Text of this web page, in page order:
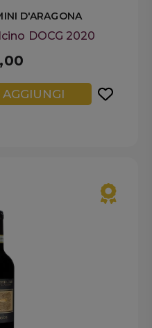
D'ARAGONA
DOCG 2020
AGGIUNGI